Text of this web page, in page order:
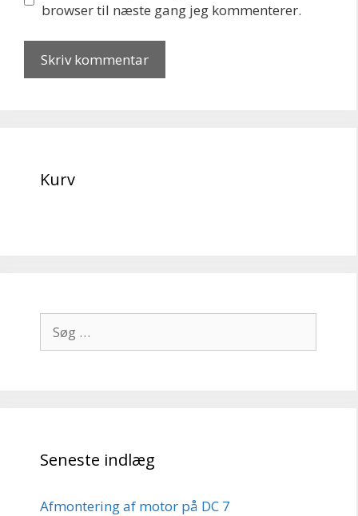
browser til næste gang jeg kommenterer.
Kurv
efter:
Seneste indlæg
Afmontering af motor på DC 7